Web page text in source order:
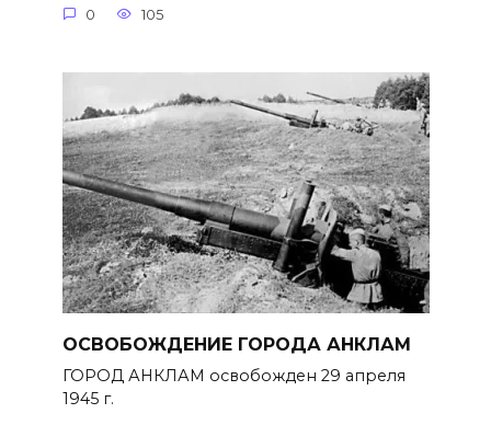
0 105
ОСВОБОЖДЕНИЕ ГОРОДА АНКЛАМ
ГОРОД АНКЛАМ освобожден 29 апреля
1945 г.